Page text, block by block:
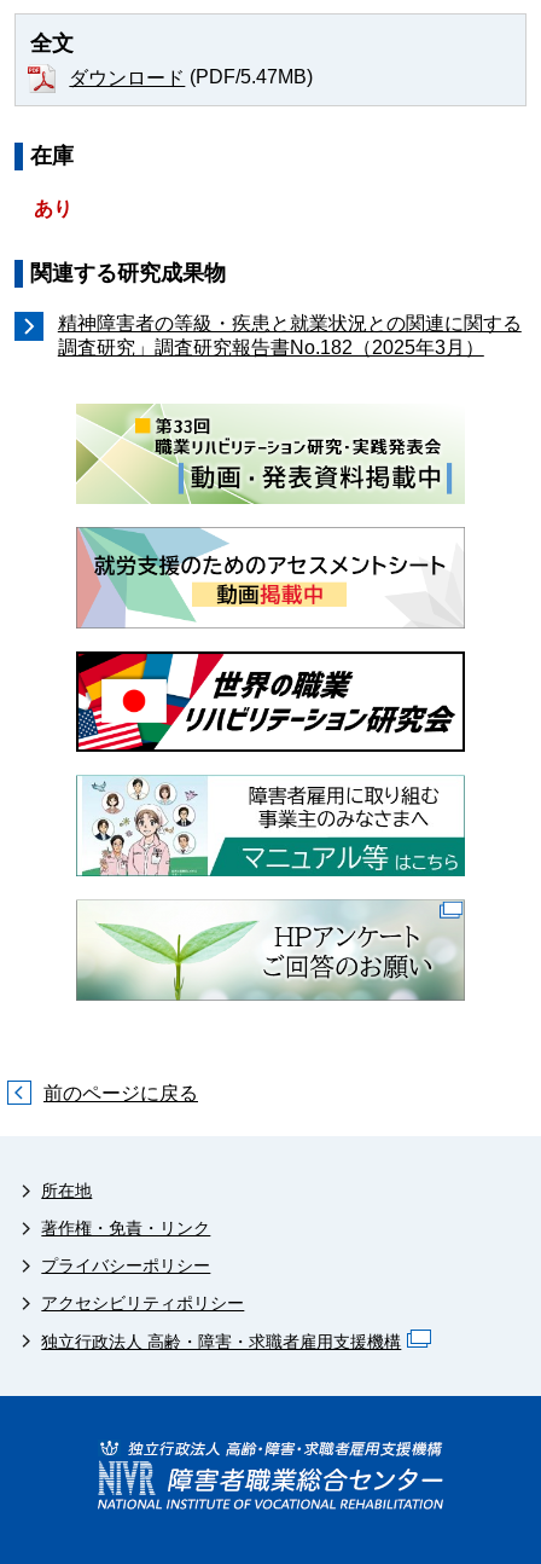
全文
ダウンロード (PDF/5.47MB)
在庫
あり
関連する研究成果物
精神障害者の等級・疾患と就業状況との関連に関する
調査研究」調査研究報告書No.182（2025年3月）
前のページに戻る
所在地
著作権・免責・リンク
プライバシーポリシー
アクセシビリティポリシー
独立行政法人 高齢・障害・求職者雇用支援機構